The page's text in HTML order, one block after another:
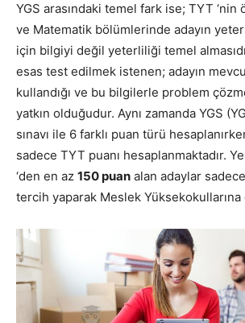
YGS arasındaki temel fark ise; TYT
ve Matematik bölümlerinde adayın
için bilgiyi değil yeterliliği temel
esas test edilmek istenen; adayın
kullandığı ve bu bilgilerle problem
yatkın olduğudur. Aynı zamanda YGS
sınavı ile 6 farklı puan türü
sadece TYT puanı hesaplanmaktadır.
‘den en az 150 puan alan adaylar
tercih yaparak Meslek